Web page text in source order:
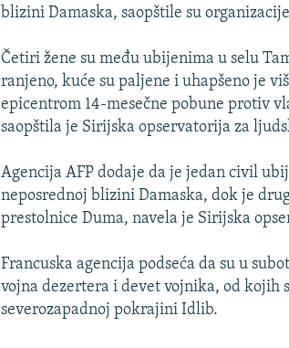
blizini Damaska, saopštile su
Četiri žene su među ubijenima u selu
ranjeno, kuće su paljene i uhapšeno je
epicentrom 14-mesečne pobune protiv
saopštila je Sirijska opservatorija za
Agencija AFP dodaje da je jedan civil
neposrednoj blizini Damaska, dok je
prestolnice Duma, navela je Sirijska
Francuska agencija podseća da su u
vojna dezertera i devet vojnika, od kojih
severozapadnoj pokrajini Idlib.